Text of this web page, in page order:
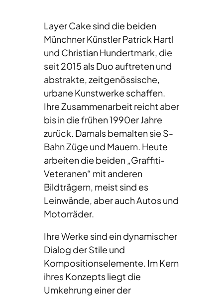
Layer Cake sind die beiden
Münchner Künstler Patrick Hartl
und Christian Hundertmark, die
seit 2015 als Duo auftreten und
abstrakte, zeitgenössische,
urbane Kunstwerke schaffen.
Ihre Zusammenarbeit reicht aber
bis in die frühen 1990er Jahre
zurück. Damals bemalten sie S-
Bahn Züge und Mauern. Heute
arbeiten die beiden „Graffiti-
Veteranen“ mit anderen
Bildträgern, meist sind es
Leinwände, aber auch Autos und
Motorräder.
Ihre Werke sind ein dynamischer
Dialog der Stile und
Kompositionselemente. Im Kern
ihres Konzepts liegt die
Umkehrung einer der